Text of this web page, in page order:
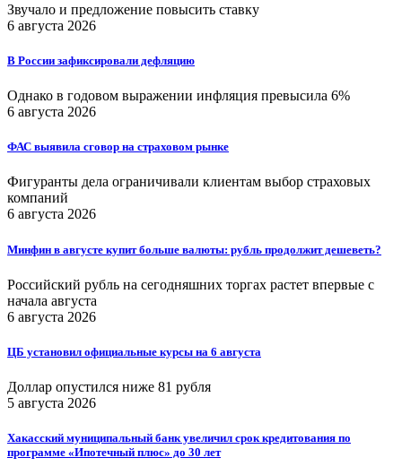
Звучало и предложение повысить ставку
6 августа 2026
В России зафиксировали дефляцию
Однако в годовом выражении инфляция превысила 6%
6 августа 2026
ФАС выявила сговор на страховом рынке
Фигуранты дела ограничивали клиентам выбор страховых
компаний
6 августа 2026
Минфин в августе купит больше валюты: рубль продолжит дешеветь?
Российский рубль на сегодняшних торгах растет впервые с
начала августа
6 августа 2026
ЦБ установил официальные курсы на 6 августа
Доллар опустился ниже 81 рубля
5 августа 2026
Хакасский муниципальный банк увеличил срок кредитования по
программе «Ипотечный плюс» до 30 лет